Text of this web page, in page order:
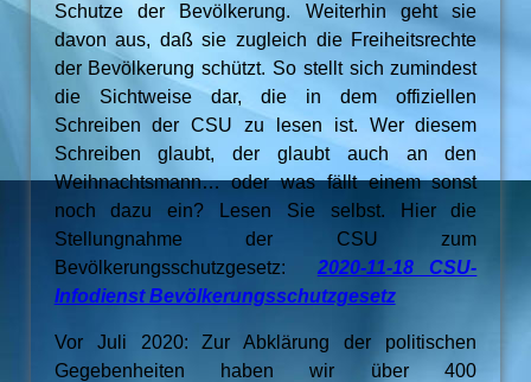
Schutze der Bevölkerung. Weiterhin geht sie
davon aus, daß sie zugleich die Freiheitsrechte
der Bevölkerung schützt. So stellt sich zumindest
die Sichtweise dar, die in dem offiziellen
Schreiben der CSU zu lesen ist. Wer diesem
Schreiben glaubt, der glaubt auch an den
Weihnachtsmann… oder was fällt einem sonst
noch dazu ein? Lesen Sie selbst. Hier die
Stellungnahme der CSU zum
Bevölkerungsschutzgesetz: 2020-11-18 CSU-
Infodienst Bevölkerungsschutzgesetz
Vor Juli 2020: Zur Abklärung der politischen
Gegebenheiten haben wir über 400